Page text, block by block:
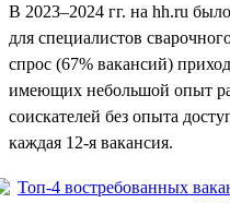
В 2023–2024 гг. на hh.ru
для специалистов
спрос (67% вакансий)
имеющих небольшой опыт
соискателей без опыта
каждая 12-я вакансия.